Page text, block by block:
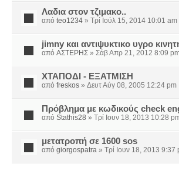
Λαδια στον τζιμακο..
από teo1234 » Τρί Ιούλ 15, 2014 10:01 am
jimny και αντιψυκτικο υγρο
από ΑΣΤΕΡΗΣ » Σάβ Απρ 21, 2012 8:09
ΧΤΑΠΟΔΙ - ΕΞΑΤΜΙΣΗ
από freskos » Δευτ Αύγ 08, 2005 12:24 pm
Πρόβλημα με κωδικούς check
από Stathis28 » Τρί Ιουν 18, 2013 10:28
μετατροπή σε 1600 sos
από giorgospatra » Τρί Ιουν 18, 2013 9:37